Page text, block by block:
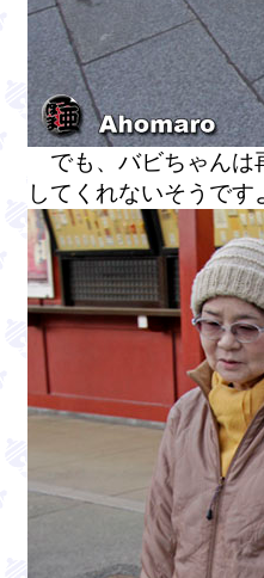
でも、バビちゃんは
してくれないそうです